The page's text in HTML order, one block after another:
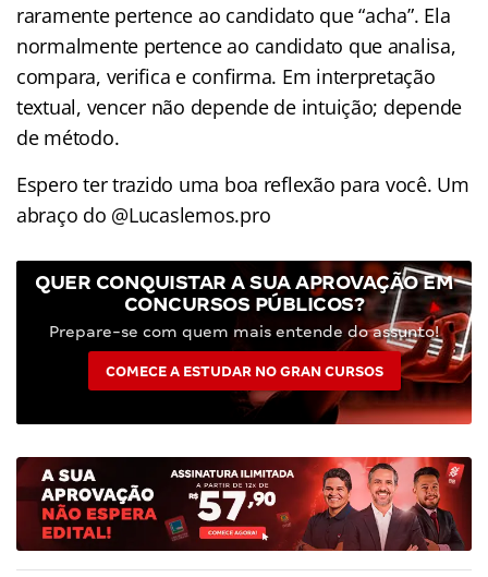
raramente pertence ao candidato que “acha”. Ela
normalmente pertence ao candidato que analisa,
compara, verifica e confirma. Em interpretação
textual, vencer não depende de intuição; depende
de método.
Espero ter trazido uma boa reflexão para você. Um
abraço do @Lucaslemos.pro
QUER CONQUISTAR A SUA APROVAÇÃO EM
CONCURSOS PÚBLICOS?
Prepare-se com quem mais entende do assunto!
COMECE A ESTUDAR NO GRAN CURSOS